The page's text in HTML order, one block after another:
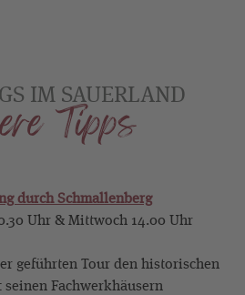
IM SAUERLAND
Tipps
durch Schmallenberg
Uhr & Mittwoch 14.00 Uhr
geführten Tour den historischen
Fachwerkhäusern